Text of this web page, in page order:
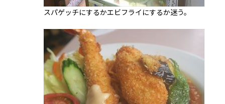
スパゲッチにするかエビフライにするか迷う。